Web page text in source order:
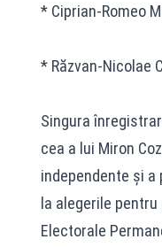
* Ciprian-Romeo
* Răzvan-Nicolae
Singura
cea a lui Miron
independente şi
la alegerile
Electorale